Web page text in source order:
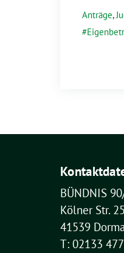
Anträge,
BÜNDNIS
Kölner Str. 25
41539
T: 02133